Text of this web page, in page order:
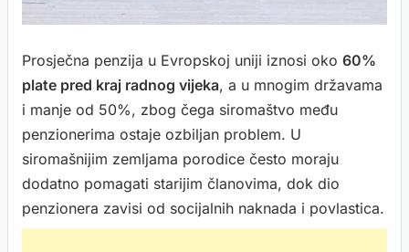
Prosječna penzija u Evropskoj uniji iznosi oko 60%
plate pred kraj radnog vijeka, a u mnogim državama
i manje od 50%, zbog čega siromaštvo među
penzionerima ostaje ozbiljan problem. U
siromašnijim zemljama porodice često moraju
dodatno pomagati starijim članovima, dok dio
penzionera zavisi od socijalnih naknada i povlastica.